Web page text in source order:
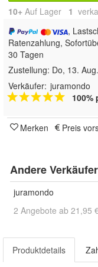
10+ Auf Lager 1
,
Ratenzahlung,
30 Tagen
Zustellung: Do, 13.
Verkäufer: juramondo
100%
Merken Preis
Andere Verkäufer
juramondo
2 Angebote ab 21,95
Produktdetails